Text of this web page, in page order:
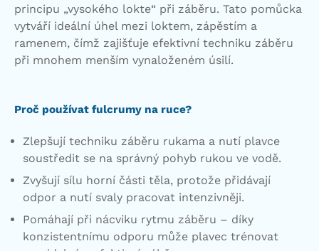
principu „vysokého lokte“ při záběru. Tato pomůcka
vytváří ideální úhel mezi loktem, zápěstím a
ramenem, čímž zajišťuje efektivní techniku záběru
při mnohem menším vynaloženém úsilí.
Proč používat fulcrumy na ruce?
Zlepšují techniku záběru rukama a nutí plavce
soustředit se na správný pohyb rukou ve vodě.
Zvyšují sílu horní části těla, protože přidávají
odpor a nutí svaly pracovat intenzivněji.
Pomáhají při nácviku rytmu záběru – díky
konzistentnímu odporu může plavec trénovat